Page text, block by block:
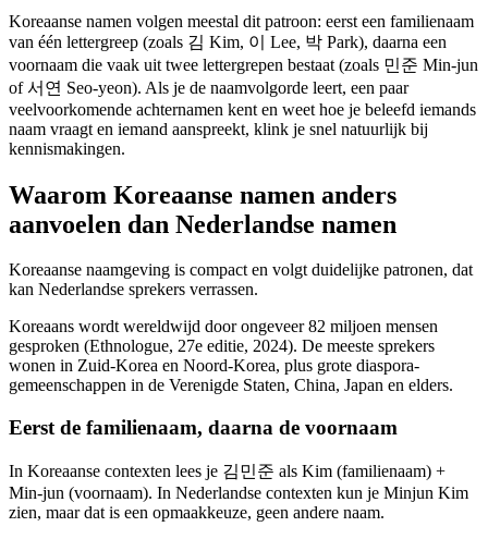
Koreaanse namen volgen meestal dit patroon: eerst een familienaam
van één lettergreep (zoals 김 Kim, 이 Lee, 박 Park), daarna een
voornaam die vaak uit twee lettergrepen bestaat (zoals 민준 Min-jun
of 서연 Seo-yeon). Als je de naamvolgorde leert, een paar
veelvoorkomende achternamen kent en weet hoe je beleefd iemands
naam vraagt en iemand aanspreekt, klink je snel natuurlijk bij
kennismakingen.
Waarom Koreaanse namen anders
aanvoelen dan Nederlandse namen
Koreaanse naamgeving is compact en volgt duidelijke patronen, dat
kan Nederlandse sprekers verrassen.
Koreaans wordt wereldwijd door ongeveer 82 miljoen mensen
gesproken (Ethnologue, 27e editie, 2024). De meeste sprekers
wonen in Zuid-Korea en Noord-Korea, plus grote diaspora-
gemeenschappen in de Verenigde Staten, China, Japan en elders.
Eerst de familienaam, daarna de voornaam
In Koreaanse contexten lees je 김민준 als Kim (familienaam) +
Min-jun (voornaam). In Nederlandse contexten kun je Minjun Kim
zien, maar dat is een opmaakkeuze, geen andere naam.